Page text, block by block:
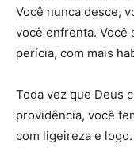
Você nunca desce,
você enfrenta. Você
perícia, com mais
Toda vez que Deus
providência, você
com ligeireza e